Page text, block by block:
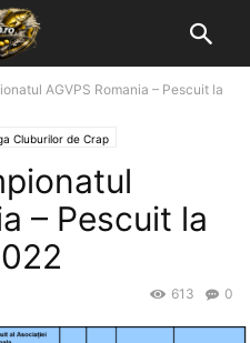
AGVPS Romania – Pescuit la
Cluburilor de Crap
– Pescuit la
0
613